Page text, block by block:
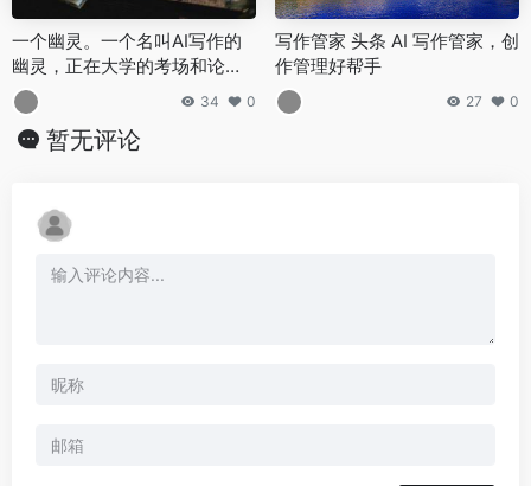
一个幽灵。一个名叫AI写作的
幽灵，正在大学的考场和论文D
DL前夜游荡。
34 0
写作管家 头条 AI 写作管家，创
作管理好帮手
27 0
暂无评论